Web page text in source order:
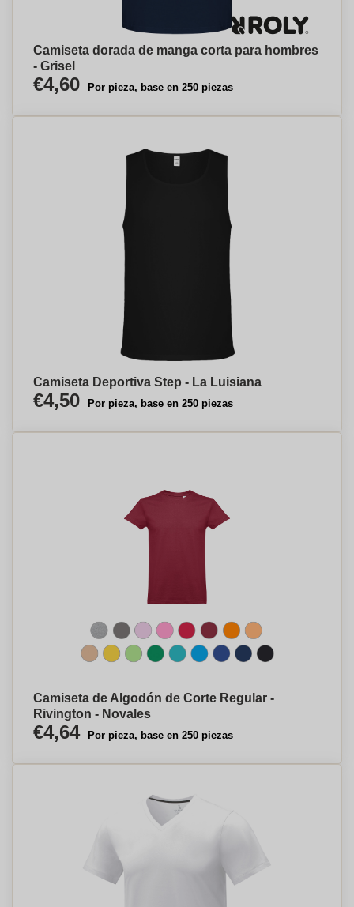
Camiseta dorada de manga corta para hombres
- Grisel
€4,60 Por pieza, base en 250 piezas
Camiseta Deportiva Step - La Luisiana
€4,50 Por pieza, base en 250 piezas
Camiseta de Algodón de Corte Regular -
Rivington - Novales
€4,64 Por pieza, base en 250 piezas